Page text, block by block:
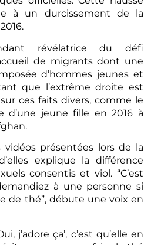
à un durcissement de la
révélatrice du défi
de migrants dont une
d’hommes jeunes et
que l’extrême droite est
ces faits divers, comme le
d’une jeune fille en 2016 à
vidéos présentées lors de la
explique la différence
consentis et viol. “C’est
à une personne si
de thé”, débute une voix en
j’adore ça’, c’est qu’elle en